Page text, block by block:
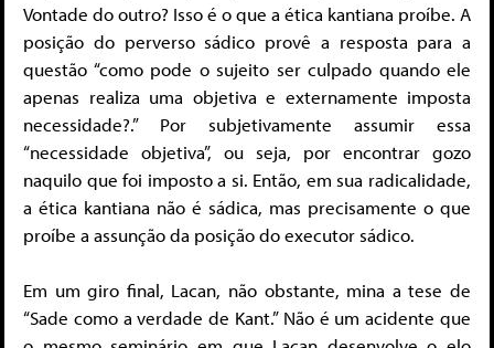
Vontade do outro? Isso é o que a ética kantiana proíbe. A
posição do perverso sádico provê a resposta para a
questão “como pode o sujeito ser culpado quando ele
apenas realiza uma objetiva e externamente imposta
necessidade?.” Por subjetivamente assumir essa
“necessidade objetiva”, ou seja, por encontrar gozo
naquilo que foi imposto a si. Então, em sua radicalidade,
a ética kantiana não é sádica, mas precisamente o que
proíbe a assunção da posição do executor sádico.
Em um giro final, Lacan, não obstante, mina a tese de
“Sade como a verdade de Kant.” Não é um acidente que